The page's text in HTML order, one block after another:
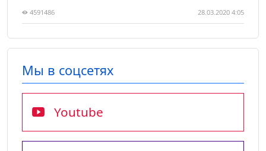
4591486 28.03.2020 4:05
Мы в соцсетях
Youtube